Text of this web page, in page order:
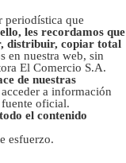
periodística que
les recordamos que
distribuir, copiar total
en nuestra web, sin
El Comercio S.A.
de nuestras
a información
fuente oficial.
el contenido
esfuerzo.